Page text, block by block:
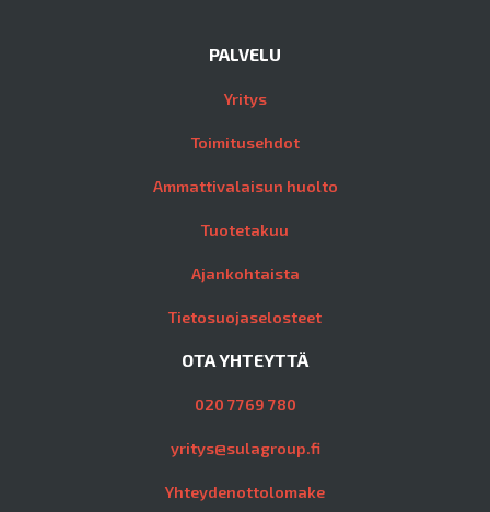
PALVELU
Yritys
Toimitusehdot
Ammattivalaisun huolto
Tuotetakuu
Ajankohtaista
Tietosuojaselosteet
OTA YHTEYTTÄ
020 7769 780
yritys@sulagroup.fi
Yhteydenottolomake